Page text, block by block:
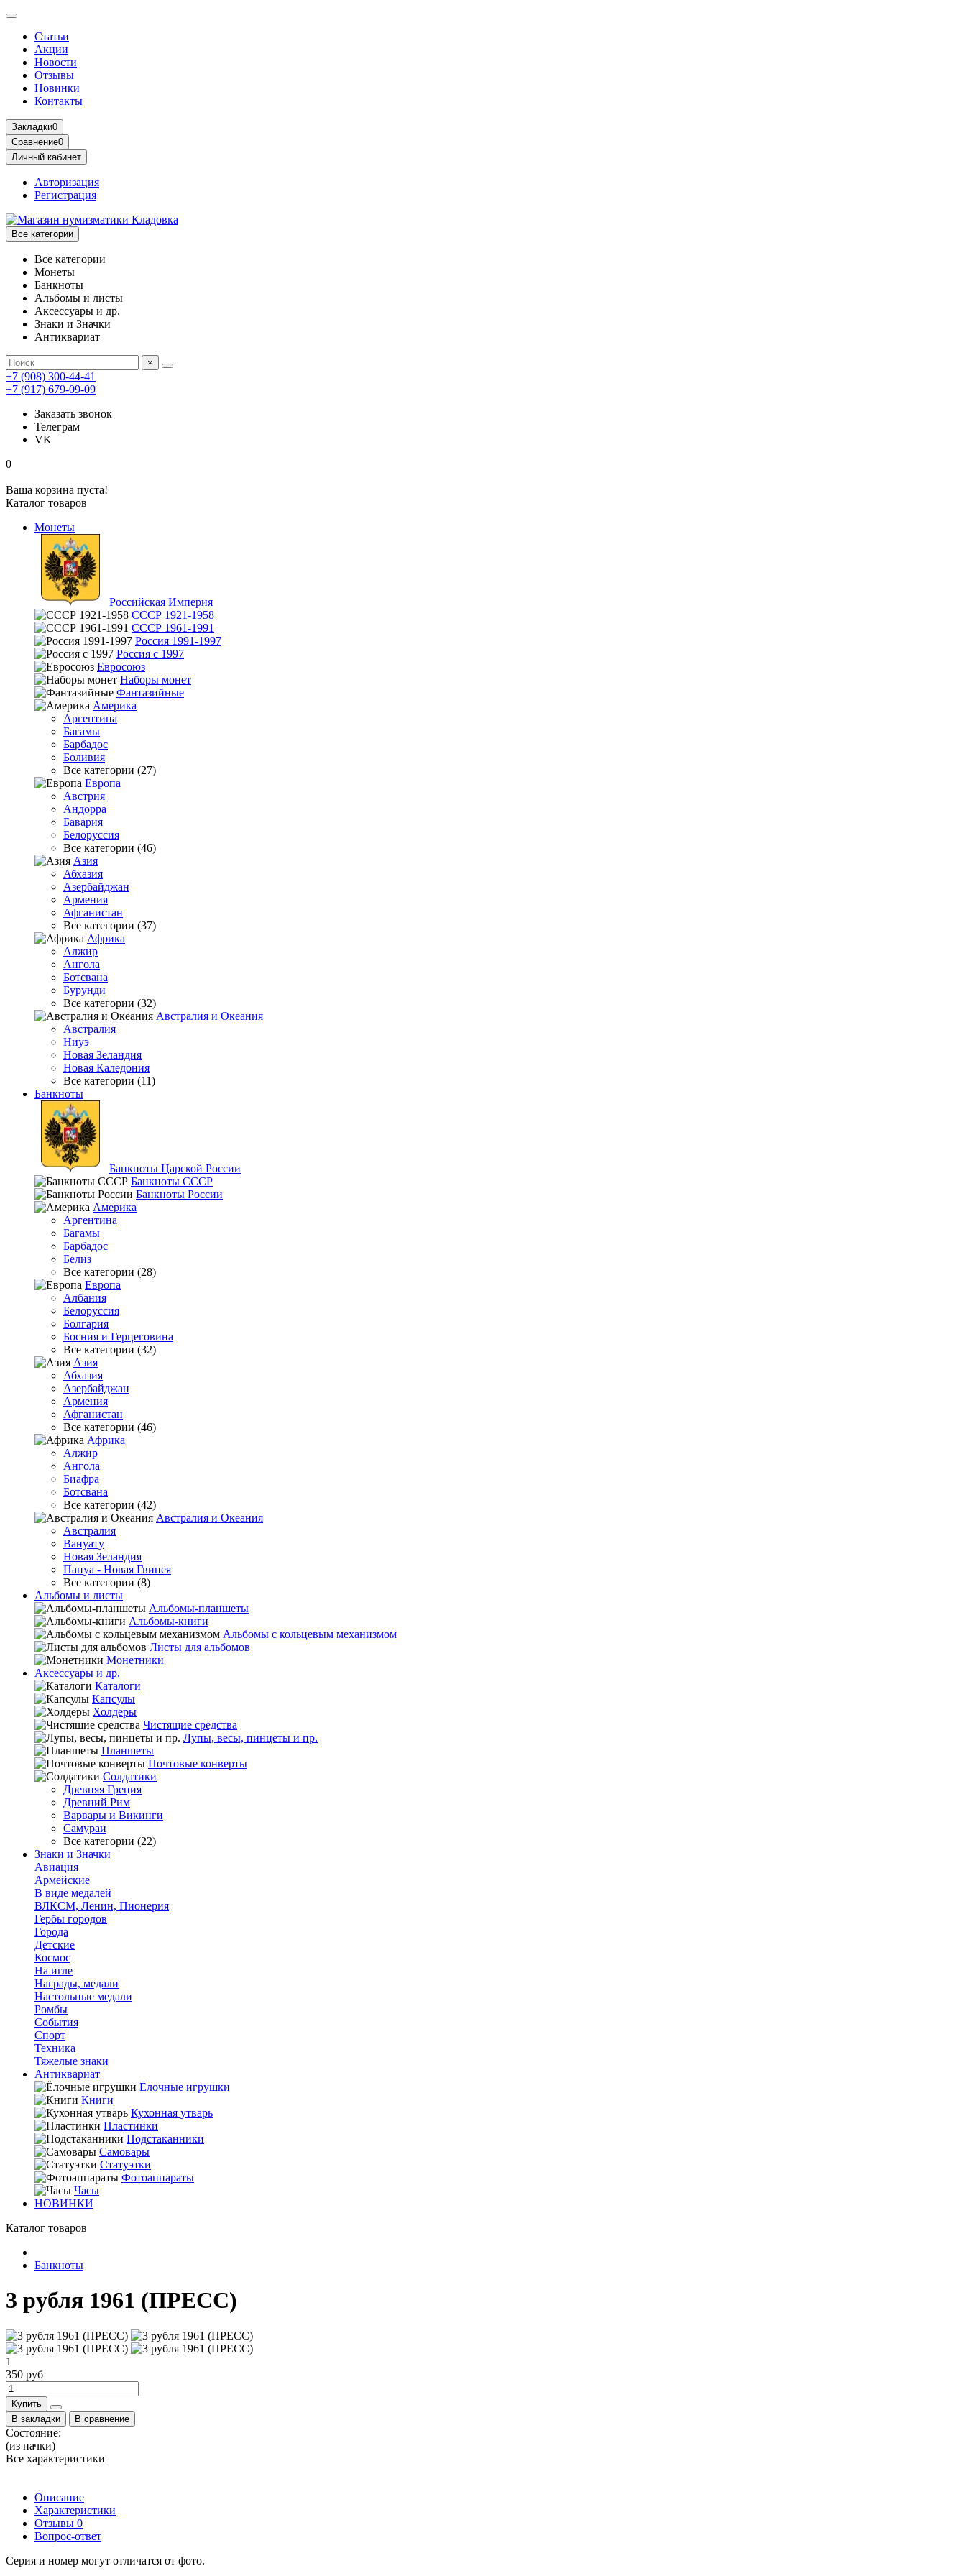
Статьи
Акции
Новости
Отзывы
Новинки
Контакты
Закладки0
Сравнение0
Личный кабинет
Авторизация
Регистрация
Все категории
Все категории
Монеты
Банкноты
Альбомы и листы
Аксессуары и др.
Знаки и Значки
Антиквариат
×
+7 (908) 300-44-41
+7 (917) 679-09-09
Заказать звонок
Телеграм
VK
0
Ваша корзина пуста!
Каталог товаров
Монеты
Российская Империя
СССР 1921-1958
СССР 1961-1991
Россия 1991-1997
Россия с 1997
Евросоюз
Наборы монет
Фантазийные
Америка
Аргентина
Багамы
Барбадос
Боливия
Все категории (27)
Европа
Австрия
Андорра
Бавария
Белоруссия
Все категории (46)
Азия
Абхазия
Азербайджан
Армения
Афганистан
Все категории (37)
Африка
Алжир
Ангола
Ботсвана
Бурунди
Все категории (32)
Австралия и Океания
Австралия
Ниуэ
Новая Зеландия
Новая Каледония
Все категории (11)
Банкноты
Банкноты Царской России
Банкноты СССР
Банкноты России
Америка
Аргентина
Багамы
Барбадос
Белиз
Все категории (28)
Европа
Албания
Белоруссия
Болгария
Босния и Герцеговина
Все категории (32)
Азия
Абхазия
Азербайджан
Армения
Афганистан
Все категории (46)
Африка
Алжир
Ангола
Биафра
Ботсвана
Все категории (42)
Австралия и Океания
Австралия
Вануату
Новая Зеландия
Папуа - Новая Гвинея
Все категории (8)
Альбомы и листы
Альбомы-планшеты
Альбомы-книги
Альбомы с кольцевым механизмом
Листы для альбомов
Монетники
Аксессуары и др.
Каталоги
Капсулы
Холдеры
Чистящие средства
Лупы, весы, пинцеты и пр.
Планшеты
Почтовые конверты
Солдатики
Древняя Греция
Древний Рим
Варвары и Викинги
Самураи
Все категории (22)
Знаки и Значки
Авиация
Армейские
В виде медалей
ВЛКСМ, Ленин, Пионерия
Гербы городов
Города
Детские
Космос
На игле
Награды, медали
Настольные медали
Ромбы
События
Спорт
Техника
Тяжелые знаки
Антиквариат
Ёлочные игрушки
Книги
Кухонная утварь
Пластинки
Подстаканники
Самовары
Статуэтки
Фотоаппараты
Часы
НОВИНКИ
Каталог товаров
Банкноты
3 рубля 1961 (ПРЕСС)
1
350 руб
Купить
В закладки
В сравнение
Состояние:
(из пачки)
Все характеристики
Описание
Характеристики
Отзывы 0
Вопрос-ответ
Серия и номер могут отличатся от фото.